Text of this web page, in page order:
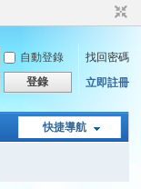
自動登錄
找回密碼
登錄 立即註冊
快捷導航